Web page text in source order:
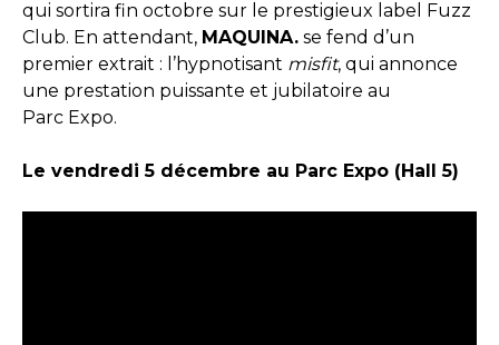
qui sortira fin octobre sur le prestigieux label Fuzz
Club. En attendant, MAQUINA. se fend d’un
premier extrait : l’hypnotisant misfit, qui annonce
une prestation puissante et jubilatoire au
Parc Expo.
Le vendredi 5 décembre au Parc Expo (Hall 5)